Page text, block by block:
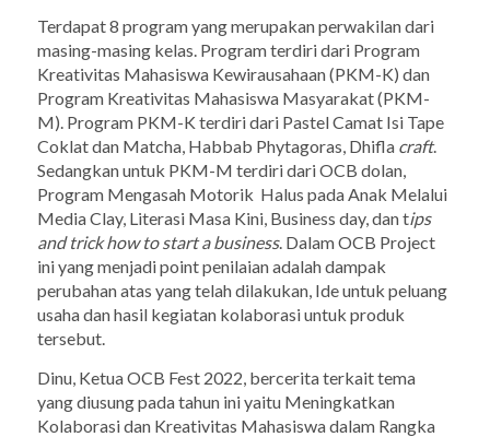
Terdapat 8 program yang merupakan perwakilan dari
masing-masing kelas. Program terdiri dari Program
Kreativitas Mahasiswa Kewirausahaan (PKM-K) dan
Program Kreativitas Mahasiswa Masyarakat (PKM-
M). Program PKM-K terdiri dari Pastel Camat Isi Tape
Coklat dan Matcha, Habbab Phytagoras, Dhifla craft.
Sedangkan untuk PKM-M terdiri dari OCB dolan,
Program Mengasah Motorik Halus pada Anak Melalui
Media Clay, Literasi Masa Kini, Business day, dan tips
and trick how to start a business. Dalam OCB Project
ini yang menjadi point penilaian adalah dampak
perubahan atas yang telah dilakukan, Ide untuk peluang
usaha dan hasil kegiatan kolaborasi untuk produk
tersebut.
Dinu, Ketua OCB Fest 2022, bercerita terkait tema
yang diusung pada tahun ini yaitu Meningkatkan
Kolaborasi dan Kreativitas Mahasiswa dalam Rangka